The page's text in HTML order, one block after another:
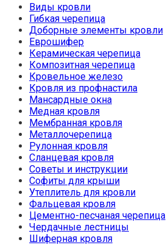
Виды кровли
Гибкая черепица
Доборные элементы кровли
Еврошифер
Керамическая черепица
Композитная черепица
Кровельное железо
Кровля из профнастила
Мансардные окна
Медная кровля
Мембранная кровля
Металлочерепица
Рулонная кровля
Сланцевая кровля
Советы и инструкции
Софиты для крыши
Утеплитель для кровли
Фальцевая кровля
Цементно-песчаная черепица
Чердачные лестницы
Шиферная кровля